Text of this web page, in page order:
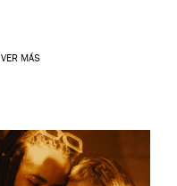
VER MÁS